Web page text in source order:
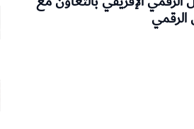
الرقمي